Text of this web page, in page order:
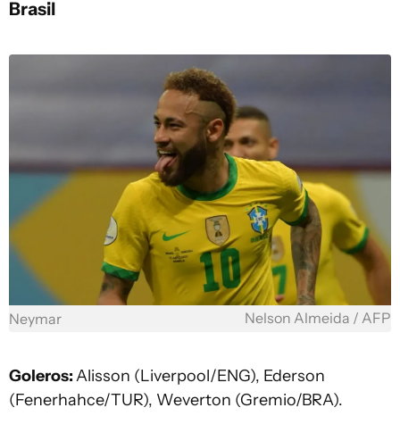
Brasil
Neymar Nelson Almeida / AFP
Goleros:Alisson (Liverpool/ENG), Ederson
(Fenerhahce/TUR), Weverton (Gremio/BRA).